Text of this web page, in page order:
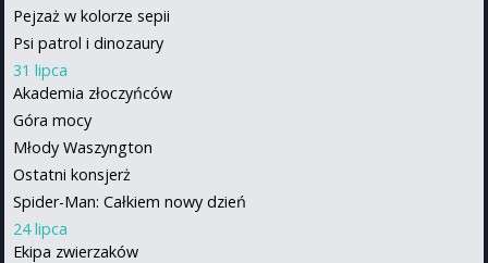
Pejzaż w kolorze sepii
Psi patrol i dinozaury
31 lipca
Akademia złoczyńców
Góra mocy
Młody Waszyngton
Ostatni konsjerż
Spider-Man: Całkiem nowy dzień
24 lipca
Ekipa zwierzaków